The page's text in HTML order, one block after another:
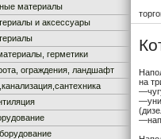
материалы
и аксессуары
герметики
ограждения, ландшафт
на